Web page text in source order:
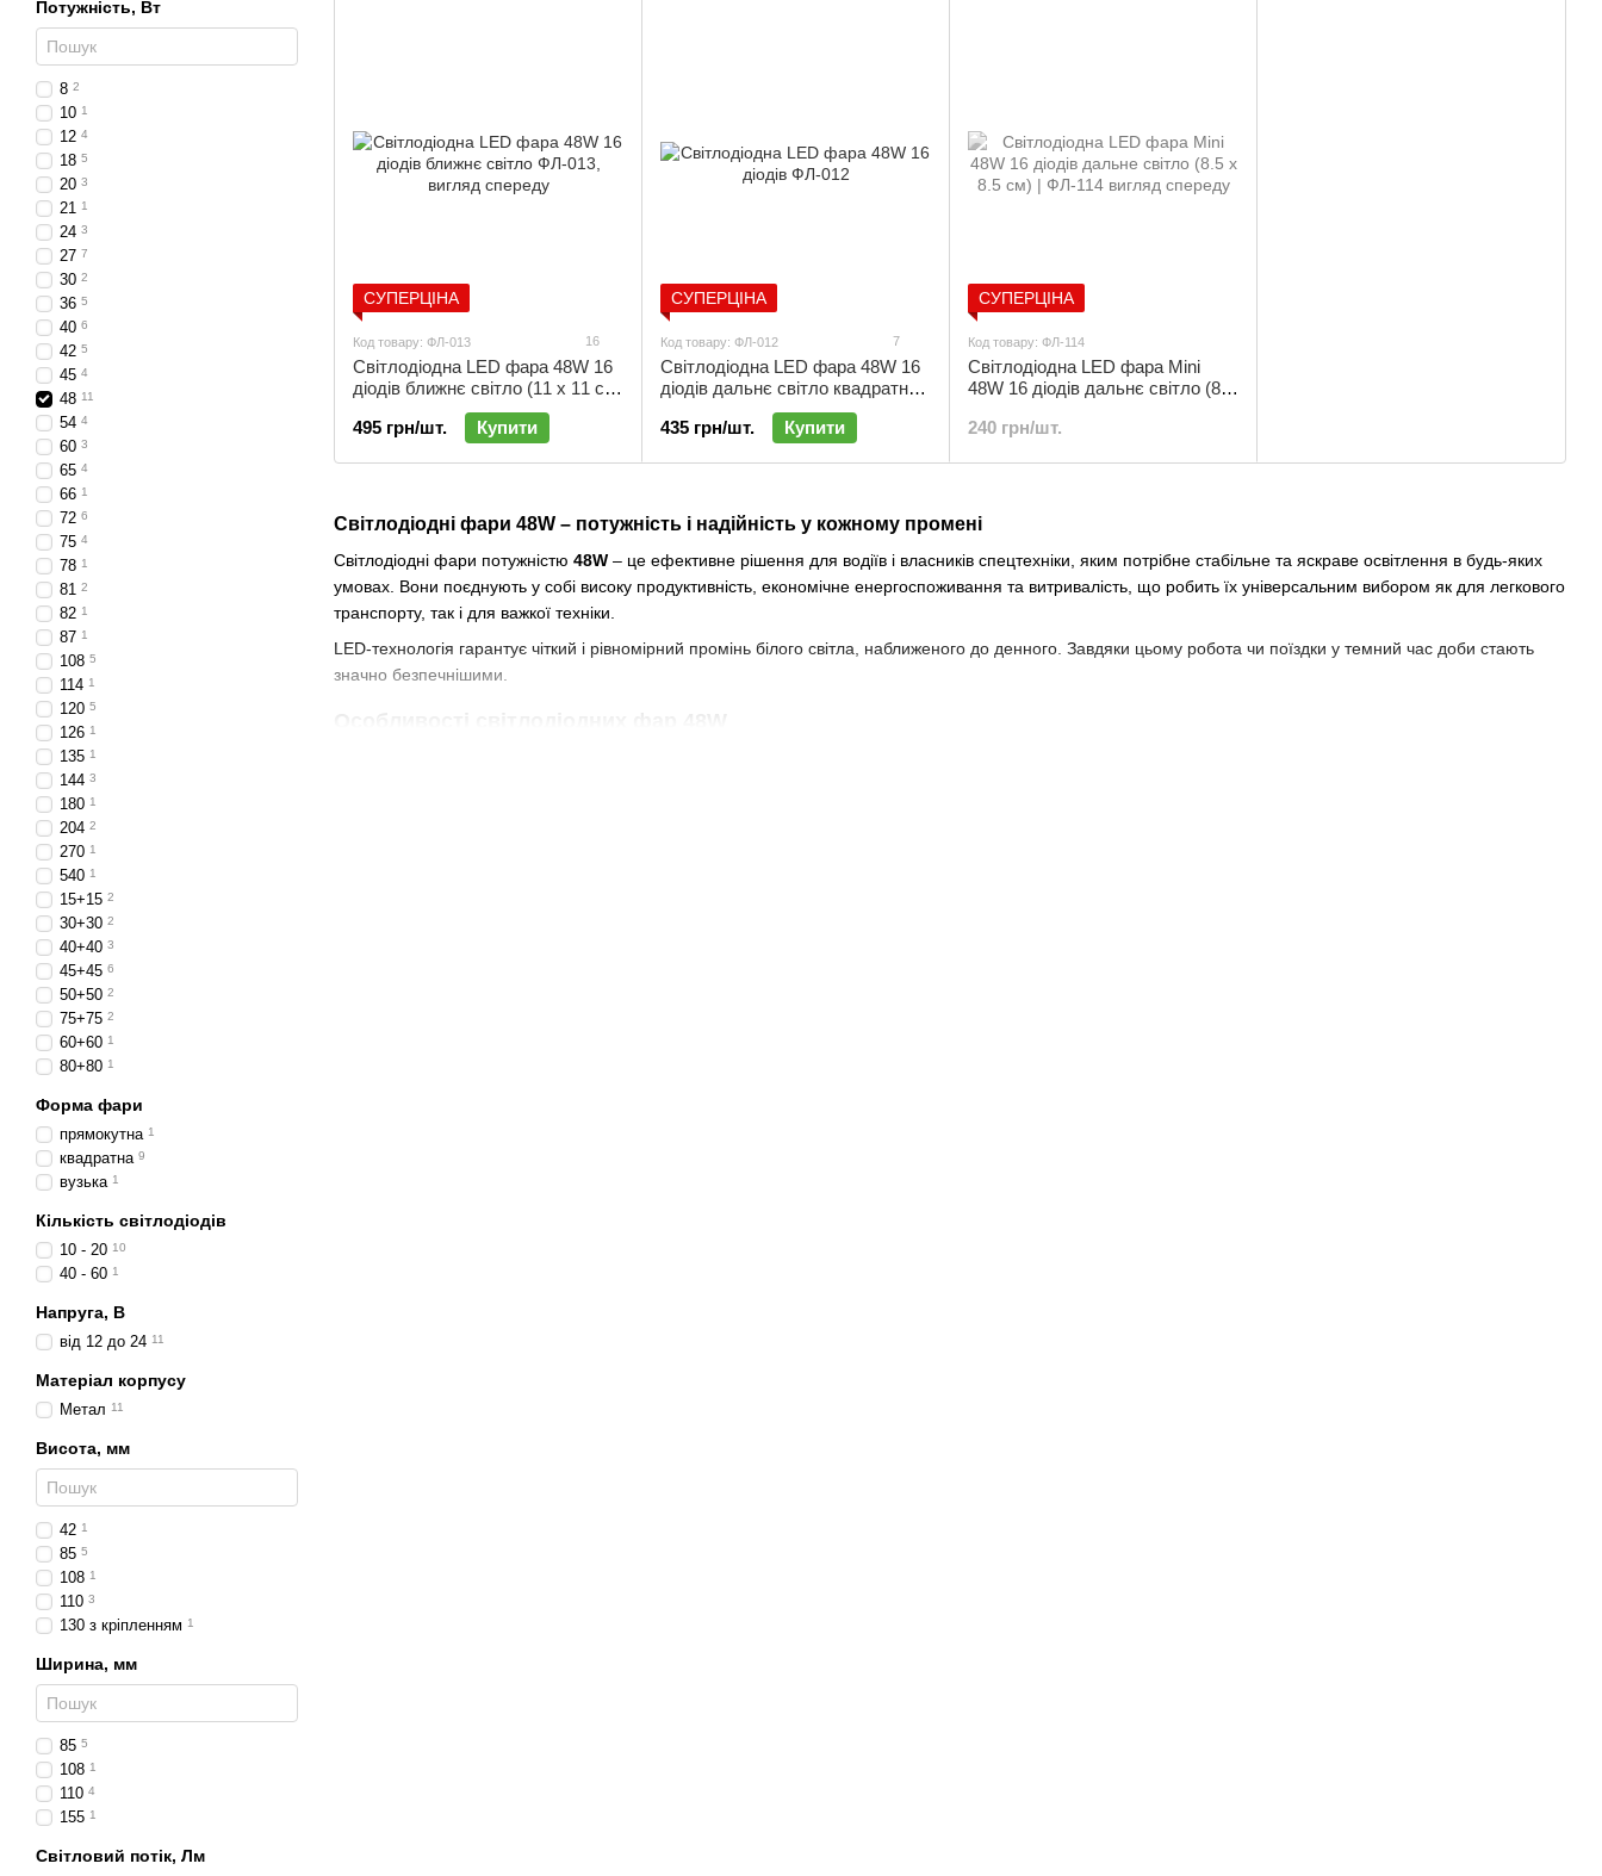
Світлодіодні фари 48W – потужність і надійність у кожному промені
Світлодіодні фари потужністю 48W – це ефективне рішення для водіїв і власників спецтехніки, яким потрібне стабільне та яскраве освітлення в будь-яких
умовах. Вони поєднують у собі високу продуктивність, економічне енергоспоживання та витривалість, що робить їх універсальним вибором як для легкового
транспорту, так і для важкої техніки.
LED-технологія гарантує чіткий і рівномірний промінь білого світла, наближеного до денного. Завдяки цьому робота чи поїздки у темний час доби стають
значно безпечнішими.
СУПЕРЦІНА
Код товару: ФЛ-013 16
Світлодіодна LED фара 48W 16
діодів ближнє світло (11 х 11 см)
495 грн/шт.
Купити
СУПЕРЦІНА
Код товару: ФЛ-012 7
Cвітлодіодна LED фара 48W 16
діодів дальнє світло квадратна |
435 грн/шт.
Купити
СУПЕРЦІНА
Код товару: ФЛ-114
Світлодіодна LED фара Мini
48W 16 діодів дальнє світло (8.5
240 грн/шт.
Потужність, Вт
8 2
10 1
12 4
18 5
20 3
21 1
24 3
27 7
30 2
36 5
40 6
42 5
45 4
48 11
54 4
60 3
65 4
66 1
72 6
75 4
78 1
81 2
82 1
87 1
108 5
114 1
120 5
126 1
135 1
144 3
180 1
204 2
270 1
540 1
15+15 2
30+30 2
40+40 3
45+45 6
50+50 2
75+75 2
60+60 1
80+80 1
Форма фари
прямокутна 1
квадратна 9
вузька 1
Кількість світлодіодів
10 - 20 10
40 - 60 1
Напруга, В
від 12 до 24 11
Матеріал корпусу
Метал 11
Висота, мм
42 1
85 5
108 1
110 3
130 з кріпленням 1
Ширина, мм
85 5
108 1
110 4
155 1
Світловий потік, Лм